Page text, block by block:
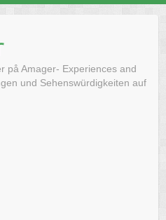
på Amager- Experiences and
und Sehenswürdigkeiten auf